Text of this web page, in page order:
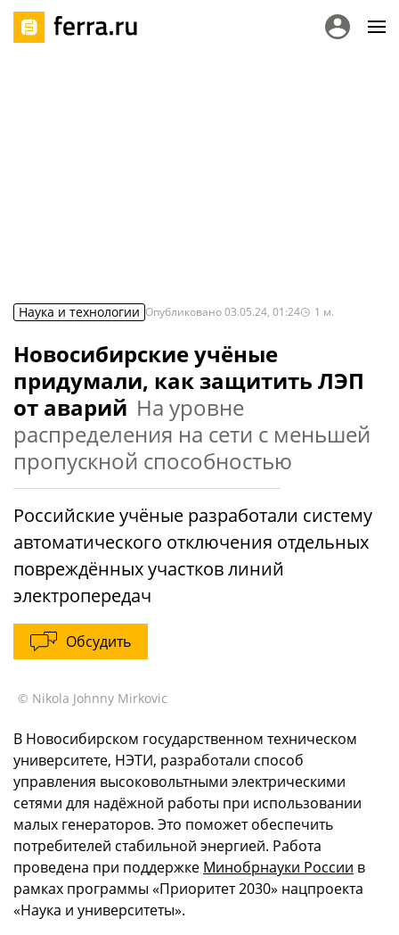
Наука и технологии Опубликовано03.05.24, 01:24 1 м.
Новосибирские учёные
придумали, как защитить ЛЭП
от аварий На уровне
распределения на сети с меньшей
пропускной способностью
Российские учёные разработали систему
автоматического отключения отдельных
повреждённых участков линий
электропередач
Обсудить
© Nikola Johnny Mirkovic
В Новосибирском государственном техническом
университете, НЭТИ, разработали способ
управления высоковольтными электрическими
сетями для надёжной работы при использовании
малых генераторов. Это поможет обеспечить
потребителей стабильной энергией. Работа
проведена при поддержке Минобрнауки России в
рамках программы «Приоритет 2030» нацпроекта
«Наука и университеты».